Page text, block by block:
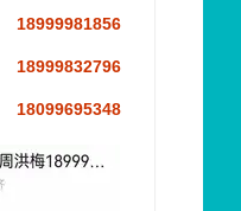
18999981856
18999832796
18099695348